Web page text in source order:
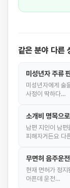
같은 분야 다른
미성년자 주류
미성년자에게 술
사정이 딱하다…
소개비 명목으
남편 지인이 남
피해자거든요 다
무면허 음주운
현재 면허가 정지
아픈데 운전…